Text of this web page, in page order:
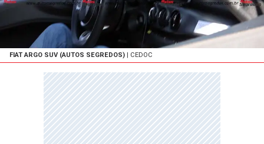
FIAT ARGO SUV (AUTOS SEGREDOS) | CEDOC